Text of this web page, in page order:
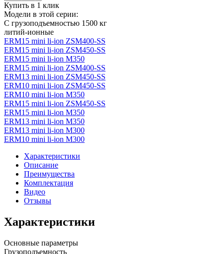
Купить в 1 клик
Модели в этой серии:
С грузоподъемностью 1500 кг
литий-ионные
ERM15 mini li-ion ZSM400-SS
ERM15 mini li-ion ZSM450-SS
ERM15 mini li-ion M350
ERM15 mini li-ion ZSM400-SS
ERM13 mini li-ion ZSM450-SS
ERM10 mini li-ion ZSM450-SS
ERM10 mini li-ion M350
ERM15 mini li-ion ZSM450-SS
ERM15 mini li-ion M350
ERM13 mini li-ion M350
ERM13 mini li-ion M300
ERM10 mini li-ion M300
Характеристики
Описание
Преимущества
Комплектация
Видео
Отзывы
Характеристики
Основные параметры
Грузоподъемность